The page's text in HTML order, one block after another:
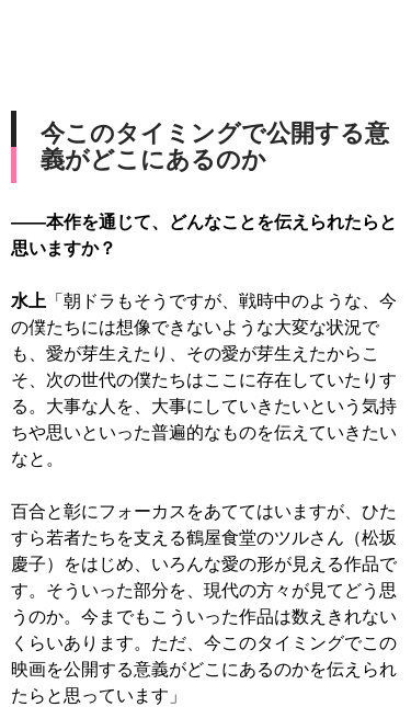
今このタイミングで公開する意
義がどこにあるのか
――本作を通じて、どんなことを伝えられたらと
思いますか？
水上 「朝ドラもそうですが、戦時中のような、今
の僕たちには想像できないような大変な状況で
も、愛が芽生えたり、その愛が芽生えたからこ
そ、次の世代の僕たちはここに存在していたりす
る。大事な人を、大事にしていきたいという気持
ちや思いといった普遍的なものを伝えていきたい
なと。
百合と彰にフォーカスをあててはいますが、ひた
すら若者たちを支える鶴屋食堂のツルさん（松坂
慶子）をはじめ、いろんな愛の形が見える作品で
す。そういった部分を、現代の方々が見てどう思
うのか。今までもこういった作品は数えきれない
くらいあります。ただ、今このタイミングでこの
映画を公開する意義がどこにあるのかを伝えられ
たらと思っています」